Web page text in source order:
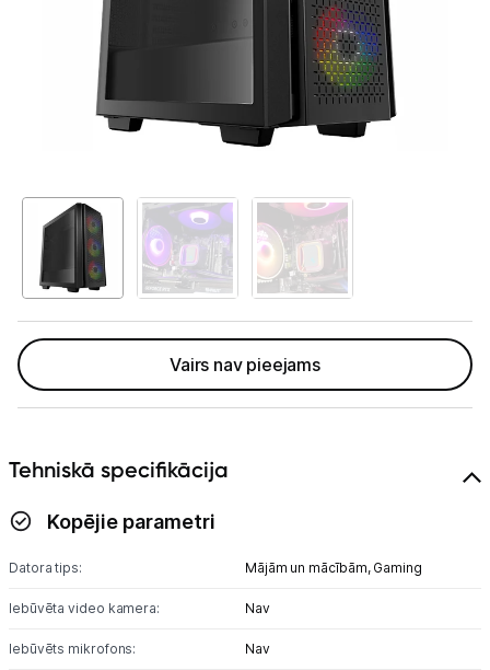
GAMING pasaule >
Portatīvie datori un piederumi
Audio
Stacionārie datori un piederumi
Stacionārie datori
Monitori
Peles
Klaviatūras
Web kameras
Monitoru stiprinājumi
Vairs nav pieejams
Tehniskā specifikācija
Kopējie parametri
Datora tips: Mājām un mācībām, Gaming
Iebūvēta video kamera: Nav
Iebūvēts mikrofons: Nav